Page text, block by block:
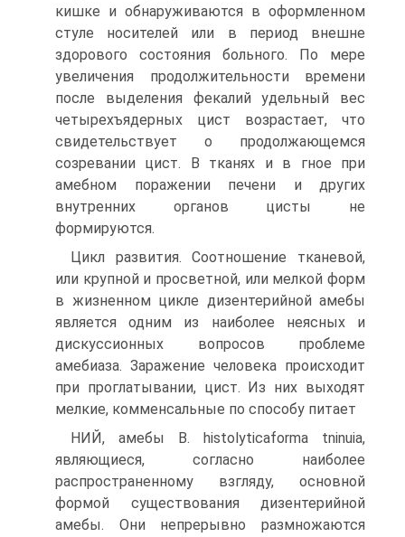
кишке и обнаруживаются в оформленном
стуле носителей или в период внешне
здорового состояния больного. По мере
увеличения продолжительности времени
после выделения фекалий удельный вес
четырехъядерных цист возрастает, что
свидетельствует о продолжающемся
созревании цист. В тканях и в гное при
амебном поражении печени и других
внутренних органов цисты не
формируются.
Цикл развития. Соотношение тканевой,
или крупной и просветной, или мелкой форм
в жизненном цикле дизентерийной амебы
является одним из наиболее неясных и
дискуссионных вопросов проблеме
амебиаза. Заражение человека происходит
при проглатывании, цист. Из них выходят
мелкие, комменсальные по способу питает
НИЙ, амебы В. histolyticaforma tninuia,
являющиеся, согласно наиболее
распространенному взгляду, основной
формой существования дизентерийной
амебы. Они непрерывно размножаются